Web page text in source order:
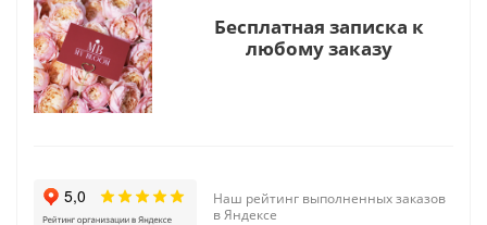
Бесплатная записка к
любому заказу
Наш рейтинг выполненных заказов
в Яндексе